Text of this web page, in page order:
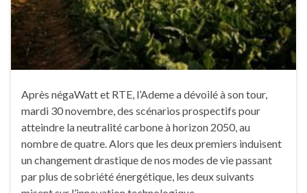
Après négaWatt et RTE, l’Ademe a dévoilé à son tour,
mardi 30 novembre, des scénarios prospectifs pour
atteindre la neutralité carbone à horizon 2050, au
nombre de quatre. Alors que les deux premiers induisent
un changement drastique de nos modes de vie passant
par plus de sobriété énergétique, les deux suivants